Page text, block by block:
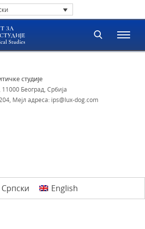
ЗА
Studies
студије
Београд, Србија
Мејл адреса: ips@lux-dog.com
Српски English